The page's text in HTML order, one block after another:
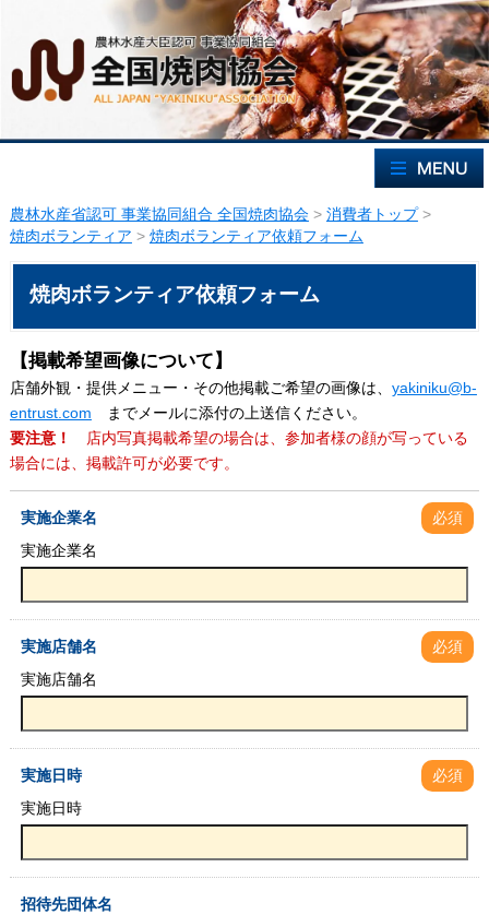
農林水産省認可 事業協同組合 全国焼肉協会 > 消費者トップ >
焼肉ボランティア > 焼肉ボランティア依頼フォーム
焼肉ボランティア依頼フォーム
【掲載希望画像について】
店舗外観・提供メニュー・その他掲載ご希望の画像は、 yakiniku@b-
entrust.com までメールに添付の上送信ください。
要注意！
店内写真掲載希望の場合は、参加者様の顔が写っている
場合には、掲載許可が必要です。
実施企業名
必須
実施企業名
実施店舗名
必須
実施店舗名
実施日時
必須
実施日時
招待先団体名